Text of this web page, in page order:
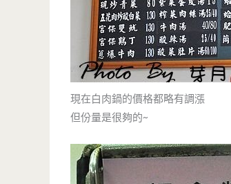
現在白肉鍋的價格都略有調漲
但份量是很夠的~